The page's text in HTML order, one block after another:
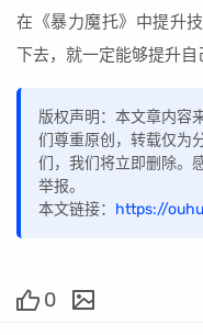
在《暴力魔托》中提升
下去，就一定能够提升自
版权声明：本文章内容
们尊重原创，转载仅为
们，我们将立即删除。
举报。
本文链接： https://
0